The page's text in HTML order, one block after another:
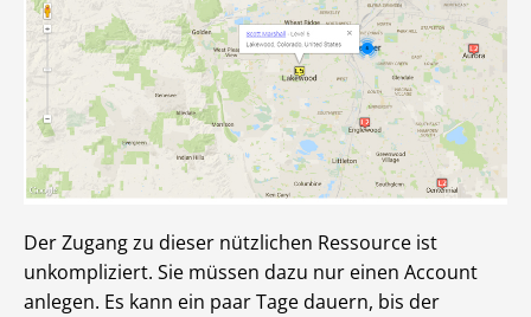
Der Zugang zu dieser nützlichen Ressource ist
unkompliziert. Sie müssen dazu nur einen Account
anlegen. Es kann ein paar Tage dauern, bis der